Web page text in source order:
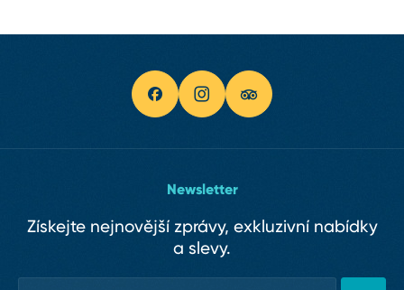
Newsletter
Získejte nejnovější zprávy, exkluzivní nabídky
a slevy.